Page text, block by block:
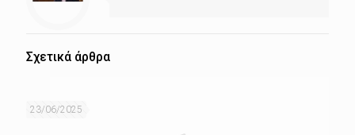
Σχετικά άρθρα
23/06/2025